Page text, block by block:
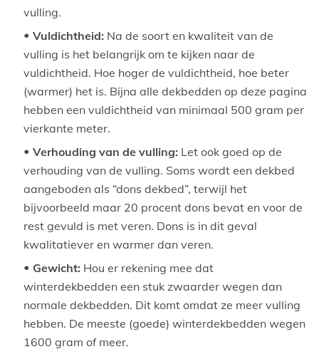
vulling.
Vuldichtheid: Na de soort en kwaliteit van de
vulling is het belangrijk om te kijken naar de
vuldichtheid. Hoe hoger de vuldichtheid, hoe beter
(warmer) het is. Bijna alle dekbedden op deze pagina
hebben een vuldichtheid van minimaal 500 gram per
vierkante meter.
Verhouding van de vulling: Let ook goed op de
verhouding van de vulling. Soms wordt een dekbed
aangeboden als “dons dekbed”, terwijl het
bijvoorbeeld maar 20 procent dons bevat en voor de
rest gevuld is met veren. Dons is in dit geval
kwalitatiever en warmer dan veren.
Gewicht: Hou er rekening mee dat
winterdekbedden een stuk zwaarder wegen dan
normale dekbedden. Dit komt omdat ze meer vulling
hebben. De meeste (goede) winterdekbedden wegen
1600 gram of meer.